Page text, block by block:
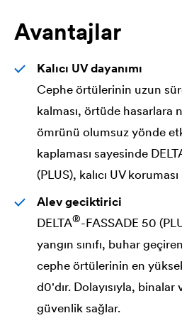
Avantajlar
Kalıcı UV dayanımı
Cephe örtülerinin uzun
kalması, örtüde hasarlara
ömrünü olumsuz yönde
kaplaması sayesinde
(PLUS), kalıcı UV
Alev geciktirici
DELTA®-FASSADE 50
yangın sınıfı, buhar
cephe örtülerinin en yüksek
d0'dır. Dolayısıyla,
güvenlik sağlar.